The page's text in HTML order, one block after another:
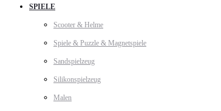
SPIELE
Scooter & Helme
Spiele & Puzzle & Magnetspiele
Sandspielzeug
Silikonspielzeug
Malen